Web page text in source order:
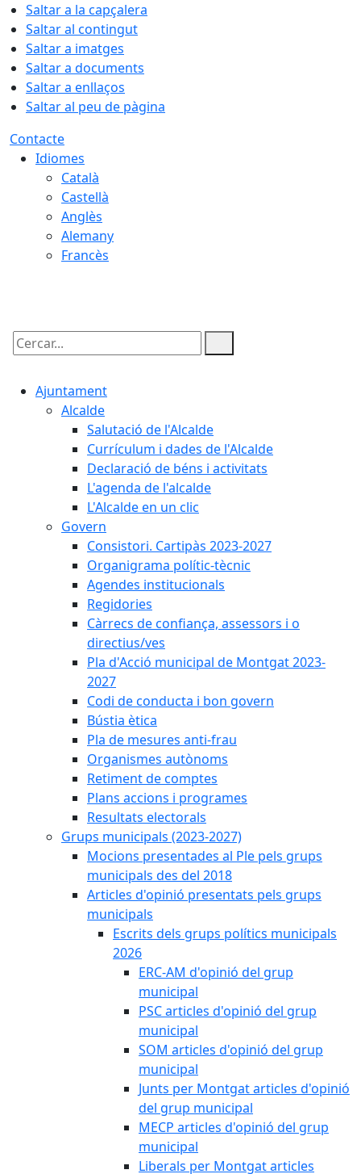
Saltar a la capçalera
Saltar al contingut
Saltar a imatges
Saltar a documents
Saltar a enllaços
Saltar al peu de pàgina
Contacte
Idiomes
Català
Castellà
Anglès
Alemany
Francès
Cercar:
Ajuntament
Alcalde
Salutació de l'Alcalde
Currículum i dades de l'Alcalde
Declaració de béns i activitats
L'agenda de l'alcalde
L'Alcalde en un clic
Govern
Consistori. Cartipàs 2023-2027
Organigrama polític-tècnic
Agendes institucionals
Regidories
Càrrecs de confiança, assessors i o
directius/ves
Pla d'Acció municipal de Montgat 2023-
2027
Codi de conducta i bon govern
Bústia ètica
Pla de mesures anti-frau
Organismes autònoms
Retiment de comptes
Plans accions i programes
Resultats electorals
Grups municipals (2023-2027)
Mocions presentades al Ple pels grups
municipals des del 2018
Articles d'opinió presentats pels grups
municipals
Escrits dels grups polítics municipals
2026
ERC-AM d'opinió del grup
municipal
PSC articles d'opinió del grup
municipal
SOM articles d'opinió del grup
municipal
Junts per Montgat articles d'opinió
del grup municipal
MECP articles d'opinió del grup
municipal
Liberals per Montgat articles